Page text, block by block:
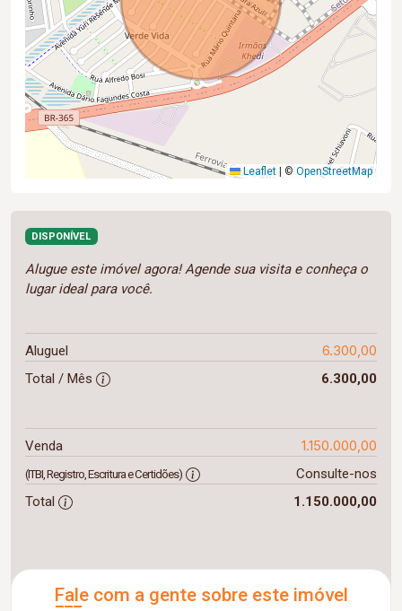
Leaflet © OpenStreetMap
DISPONÍVEL
Alugue este imóvel agora! Agende sua visita e conheça o
lugar ideal para você.
Aluguel 6.300,00
Total / Mês 6.300,00
Venda 1.150.000,00
(ITBI, Registro, Escritura e Certidões)
Consulte-nos
Total
1.150.000,00
Fale com a gente sobre este imóvel